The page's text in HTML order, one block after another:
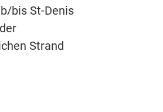
bis St-Denis
Strand